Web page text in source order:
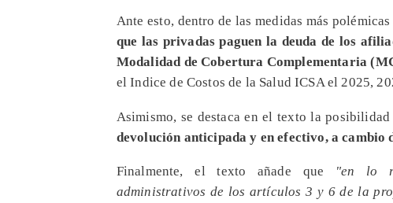
Ante esto, dentro de las medidas más
que las privadas paguen la deuda de los
Modalidad de Cobertura Complementaria
el Indice de Costos de la Salud ICSA el 2025,
Asimismo, se destaca en el texto la
devolución anticipada y en efectivo, a cambio
Finalmente, el texto añade que
"en lo
administrativos de los artículos 3 y 6 de la